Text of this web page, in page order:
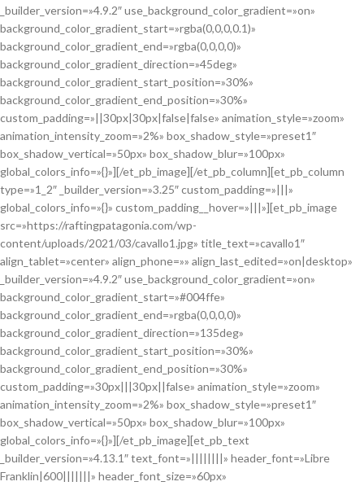
_builder_version=»4.9.2″ use_background_color_gradient=»on»
background_color_gradient_start=»rgba(0,0,0,0.1)»
background_color_gradient_end=»rgba(0,0,0,0)»
background_color_gradient_direction=»45deg»
background_color_gradient_start_position=»30%»
background_color_gradient_end_position=»30%»
custom_padding=»||30px|30px|false|false» animation_style=»zoom»
animation_intensity_zoom=»2%» box_shadow_style=»preset1″
box_shadow_vertical=»50px» box_shadow_blur=»100px»
global_colors_info=»{}»][/et_pb_image][/et_pb_column][et_pb_column
type=»1_2″ _builder_version=»3.25″ custom_padding=»|||»
global_colors_info=»{}» custom_padding__hover=»|||»][et_pb_image
src=»https://raftingpatagonia.com/wp-
content/uploads/2021/03/cavallo1.jpg» title_text=»cavallo1″
align_tablet=»center» align_phone=»» align_last_edited=»on|desktop»
_builder_version=»4.9.2″ use_background_color_gradient=»on»
background_color_gradient_start=»#004ffe»
background_color_gradient_end=»rgba(0,0,0,0)»
background_color_gradient_direction=»135deg»
background_color_gradient_start_position=»30%»
background_color_gradient_end_position=»30%»
custom_padding=»30px|||30px||false» animation_style=»zoom»
animation_intensity_zoom=»2%» box_shadow_style=»preset1″
box_shadow_vertical=»50px» box_shadow_blur=»100px»
global_colors_info=»{}»][/et_pb_image][et_pb_text
_builder_version=»4.13.1″ text_font=»||||||||» header_font=»Libre
Franklin|600|||||||» header_font_size=»60px»